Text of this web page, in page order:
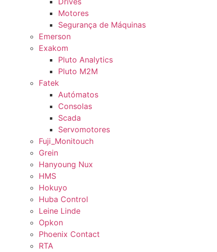
Motores
Segurança de Máquinas
Emerson
Exakom
Pluto Analytics
Pluto M2M
Fatek
Autómatos
Consolas
Scada
Servomotores
Fuji_Monitouch
Grein
Hanyoung Nux
HMS
Hokuyo
Huba Control
Leine Linde
Opkon
Phoenix Contact
RTA